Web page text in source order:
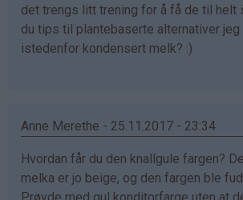
det trengs litt trening for å få de til helt
du tips til plantebaserte alternativer jeg
istedenfor kondensert melk? :)
Anne Merethe - 25.11.2017 - 23:34
Hvordan får du den knallgule fargen?
melka er jo beige, og den fargen ble